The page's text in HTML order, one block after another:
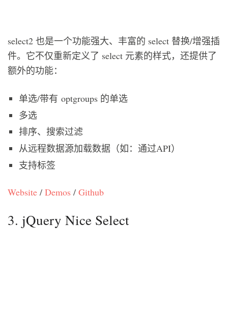
select2 也是一个功能强大、丰富的 select 替换/增强插
件。它不仅重新定义了 select 元素的样式，还提供了
额外的功能：
单选/带有 optgroups 的单选
多选
排序、搜索过滤
从远程数据源加载数据（如：通过API）
支持标签
Website / Demos / Github
3. jQuery Nice Select